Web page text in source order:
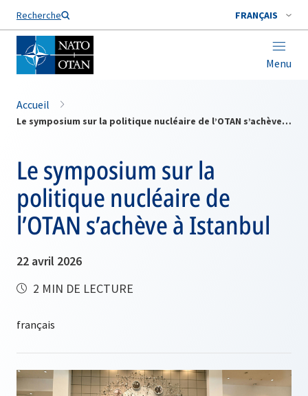
Recherche FRANÇAIS
Menu
Nom de famille*
Accueil
Le symposium sur la politique nucléaire de l’OTAN s’achève à Istanbul
Le symposium sur la
politique nucléaire de
l’OTAN s’achève à Istanbul
22 avril 2026
2 MIN DE LECTURE